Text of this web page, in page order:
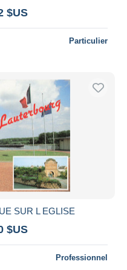
$US
Particulier
SUR L EGLISE
$US
Professionnel